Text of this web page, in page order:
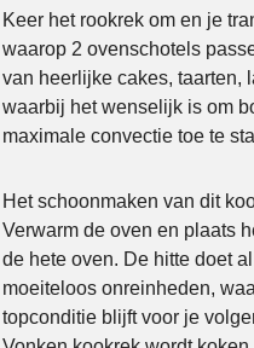
Keer het rookrek om en je
waarop 2 ovenschotels
van heerlijke cakes, taarten,
waarbij het wenselijk is om
maximale convectie toe te
Het schoonmaken van dit
Verwarm de oven en plaats
de hete oven. De hitte doet
moeiteloos onreinheden,
topconditie blijft voor je